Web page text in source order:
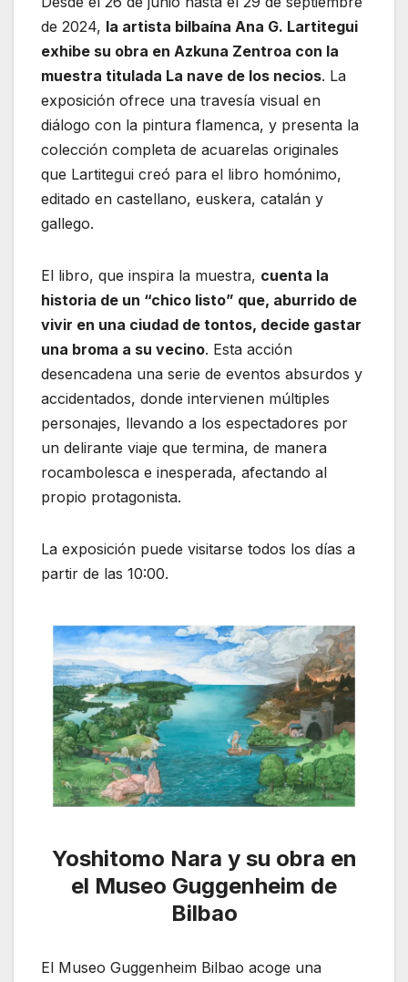
de 2024, la artista bilbaína Ana G. Lartitegui
exhibe su obra en Azkuna Zentroa con la
muestra titulada La nave de los necios. La
exposición ofrece una travesía visual en
diálogo con la pintura flamenca, y presenta la
colección completa de acuarelas originales
que Lartitegui creó para el libro homónimo,
editado en castellano, euskera, catalán y
gallego.
El libro, que inspira la muestra, cuenta la
historia de un “chico listo” que, aburrido de
vivir en una ciudad de tontos, decide gastar
una broma a su vecino. Esta acción
desencadena una serie de eventos absurdos y
accidentados, donde intervienen múltiples
personajes, llevando a los espectadores por
un delirante viaje que termina, de manera
rocambolesca e inesperada, afectando al
propio protagonista.
La exposición puede visitarse todos los días a
partir de las 10:00.
Yoshitomo Nara y su obra en
el Museo Guggenheim de
Bilbao
El Museo Guggenheim Bilbao acoge una